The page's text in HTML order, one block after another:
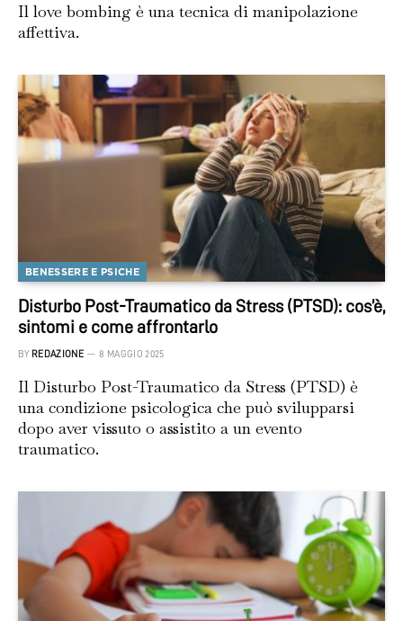
Il love bombing è una tecnica di manipolazione
affettiva.
BENESSERE E PSICHE
Disturbo Post-Traumatico da Stress (PTSD): cos’è,
sintomi e come affrontarlo
BY REDAZIONE 8 MAGGIO 2025
Il Disturbo Post-Traumatico da Stress (PTSD) è
una condizione psicologica che può svilupparsi
dopo aver vissuto o assistito a un evento
traumatico.